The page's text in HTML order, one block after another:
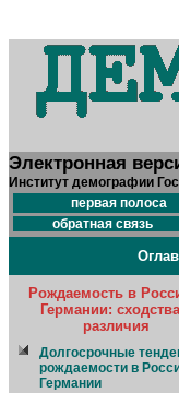
Электронная
Институт демографии
первая полоса
обратная связь
Рождаемость в
Германии:
различия
Долгосрочные
рождаемости в
Германии